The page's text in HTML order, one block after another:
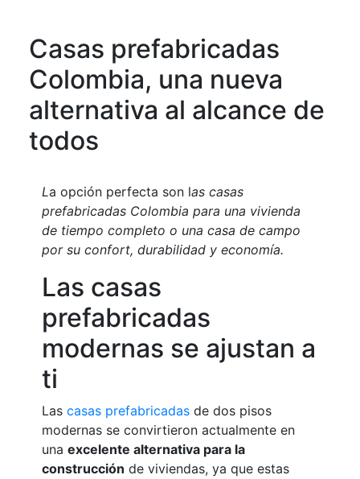
Casas prefabricadas
Colombia, una nueva
alternativa al alcance de
todos
La opción perfecta son las casas
prefabricadas Colombia para una vivienda
de tiempo completo o una casa de campo
por su confort, durabilidad y economía.
Las casas
prefabricadas
modernas se ajustan a
ti
Las casas prefabricadasde dos pisos
modernas se convirtieron actualmente en
una excelente alternativa para la
construcción de viviendas, ya que estas